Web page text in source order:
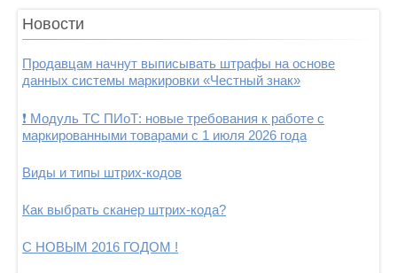
Новости
Продавцам начнут выписывать штрафы на основе
данных системы маркировки «Честный знак»
❗ Модуль ТС ПИоТ: новые требования к работе с
маркированными товарами с 1 июля 2026 года
Виды и типы штрих-кодов
Как выбрать сканер штрих-кода?
С НОВЫМ 2016 ГОДОМ !